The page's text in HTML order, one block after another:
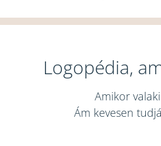
Logopédia,
Amikor
Ám kevesen